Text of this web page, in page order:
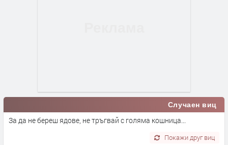
Случаен виц
За да не береш ядове, не тръгвай с голяма кошница...
Покажи друг виц